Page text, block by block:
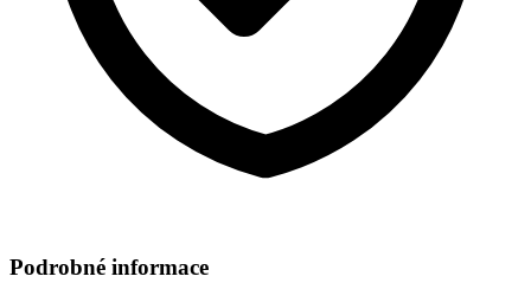
Podrobné informace